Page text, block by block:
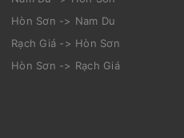
Hòn Sơn -> Nam Du
Rạch Giá -> Hòn Sơn
Hòn Sơn -> Rạch Giá